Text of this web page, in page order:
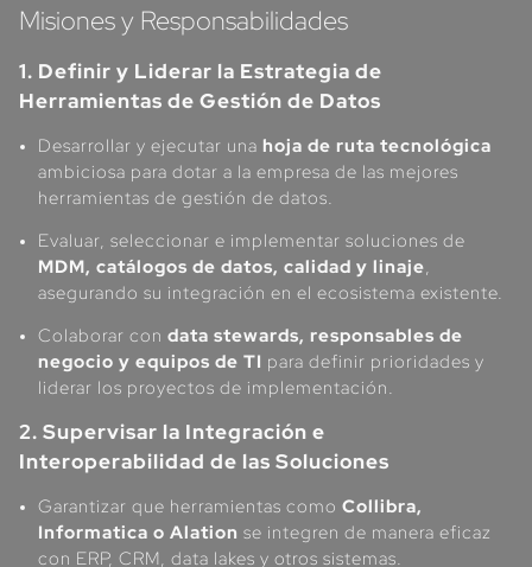
Misiones y Responsabilidades
1. Definir y Liderar la Estrategia de
Herramientas de Gestión de Datos
Desarrollar y ejecutar una hoja de ruta tecnológica
ambiciosa para dotar a la empresa de las mejores
herramientas de gestión de datos.
Evaluar, seleccionar e implementar soluciones de
MDM, catálogos de datos, calidad y linaje,
asegurando su integración en el ecosistema existente.
Colaborar con data stewards, responsables de
negocio y equipos de TI para definir prioridades y
liderar los proyectos de implementación.
2. Supervisar la Integración e
Interoperabilidad de las Soluciones
Garantizar que herramientas como Collibra,
Informatica o Alation se integren de manera eficaz
con ERP, CRM, data lakes y otros sistemas.